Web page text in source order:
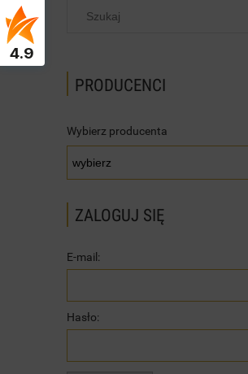
PRODUCENCI
Wybierz producenta
ZALOGUJ SIĘ
E-mail:
Hasło:
4.9